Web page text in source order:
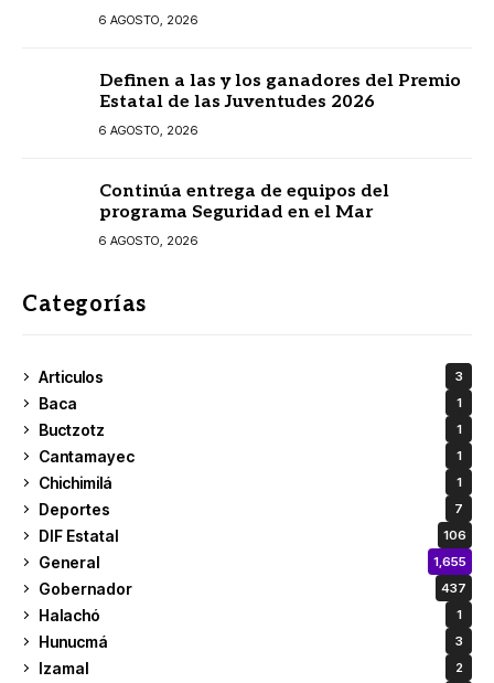
prestadores turísticos
6 AGOSTO, 2026
Definen a las y los ganadores del Premio
Estatal de las Juventudes 2026
6 AGOSTO, 2026
Continúa entrega de equipos del
programa Seguridad en el Mar
6 AGOSTO, 2026
Categorías
Articulos 3
Baca 1
Buctzotz 1
Cantamayec 1
Chichimilá 1
Deportes 7
DIF Estatal 106
General 1,655
Gobernador 437
Halachó 1
Hunucmá 3
Izamal 2